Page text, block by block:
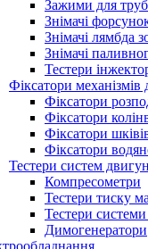
Зажими для
Знімачі
Знімачі лямбда
Знімачі
Тестери
Фіксатори механізмів
Фіксатори
Фіксатори
Фіксатори
Фіксатори
Тестери систем
Компресометри
Тестери тиску
Тестери
Димогенератори